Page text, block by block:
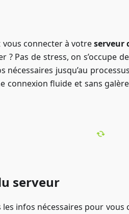
vous connecter à votreserveur
? Pas de stress, on s’occupe
nécessaires jusqu’au
connexion fluide et sans
serveur
infos nécessaires pour